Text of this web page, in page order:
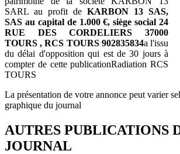
SARL au profit de KARBON 13 SAS,
SAS au capital de 1.000 €, siège social 24
RUE DES CORDELIERS 37000
TOURS , RCS TOURS 902835834a l'issu
du délai d'opposition qui est de 30 jours à
compter de cette publicationRadiation RCS
TOURS
La présentation de votre annonce peut varier
graphique du journal
AUTRES PUBLICATIONS
JOURNAL